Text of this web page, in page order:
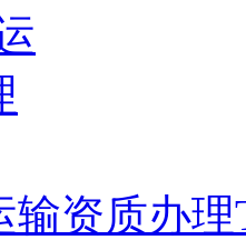
输资质办